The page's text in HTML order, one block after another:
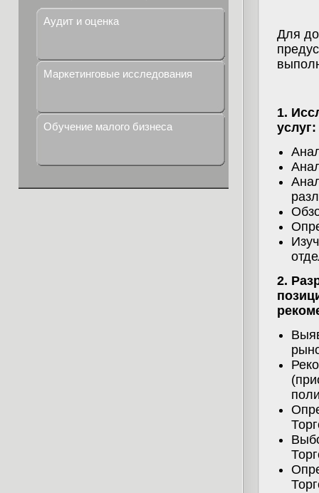
Аудит и оценка
Маркетинговые исследования
Обучение малого бизнеса
Для
1.
услуг:
2.